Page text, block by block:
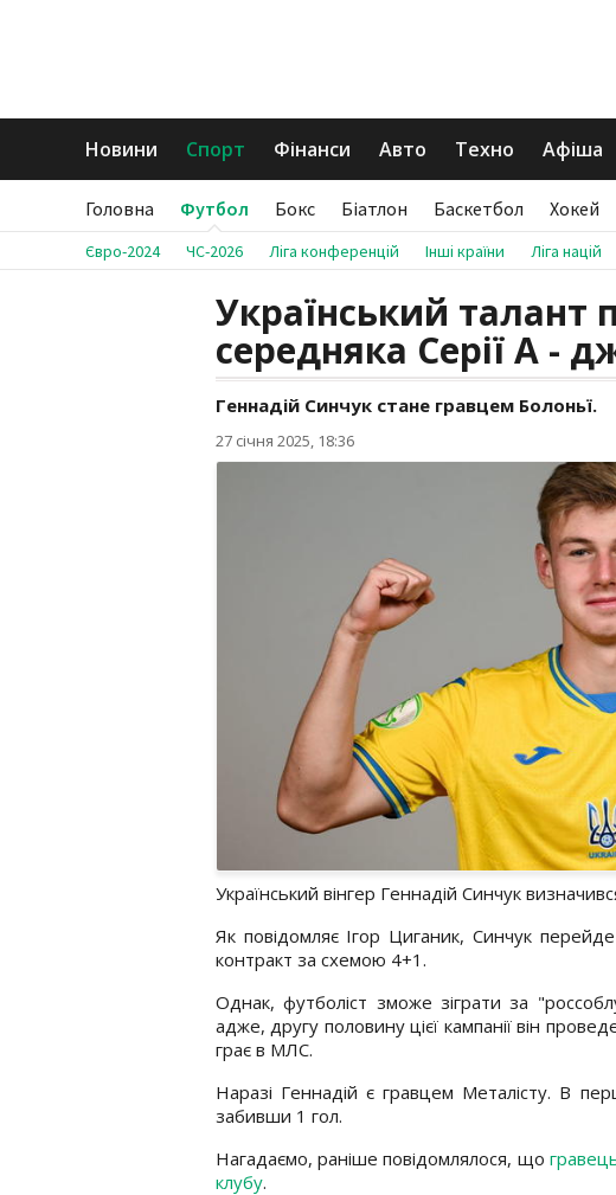
Новини Спорт Фінанси Авто Техно Афіша
Головна Футбол Бокс Біатлон Баскетбол Хокей
Євро-2024 ЧС-2026 Ліга конференцій Інші країни Ліга націй
Український талант
середняка Серії А -
Геннадій Синчук стане гравцем Болоньї.
27 січня 2025, 18:36
Український вінгер Геннадій Синчук
Як повідомляє Ігор Циганик, Синчук
контракт за схемою 4+1.
Однак, футболіст зможе зіграти за
адже, другу половину цієї кампанії він
грає в МЛС.
Наразі Геннадій є гравцем Металісту. В
забивши 1 гол.
Нагадаємо, раніше повідомлялося, що
клубу.